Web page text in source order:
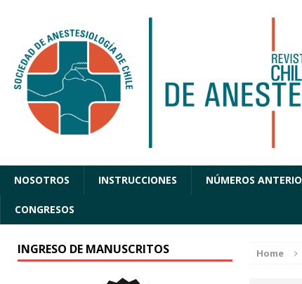
NOSOTROS INSTRUCCIONES NÚMEROS
CONGRESOS
Home
INGRESO DE MANUSCRITOS